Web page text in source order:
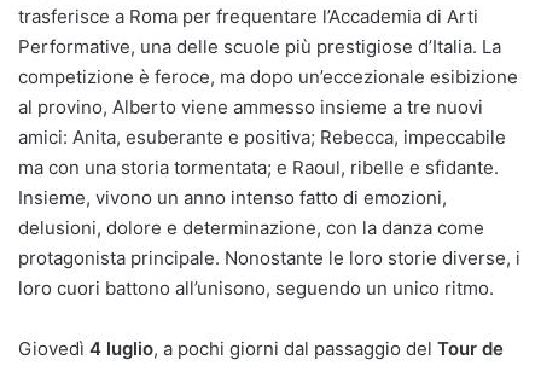
trasferisce a Roma per frequentare l’Accademia di Arti
Performative, una delle scuole più prestigiose d’Italia. La
competizione è feroce, ma dopo un’eccezionale esibizione
al provino, Alberto viene ammesso insieme a tre nuovi
amici: Anita, esuberante e positiva; Rebecca, impeccabile
ma con una storia tormentata; e Raoul, ribelle e sfidante.
Insieme, vivono un anno intenso fatto di emozioni,
delusioni, dolore e determinazione, con la danza come
protagonista principale. Nonostante le loro storie diverse, i
loro cuori battono all’unisono, seguendo un unico ritmo.
Giovedì 4 luglio, a pochi giorni dal passaggio del Tour de